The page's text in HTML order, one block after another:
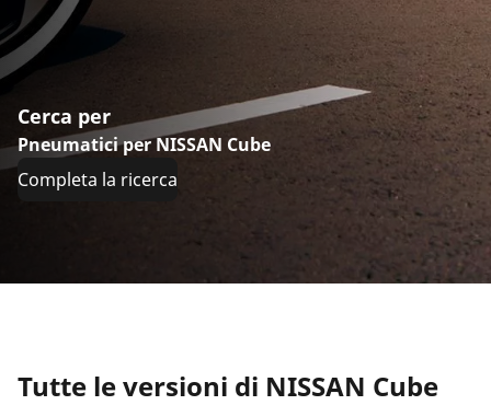
Cerca per
Pneumatici per NISSAN Cube
Completa la ricerca
Tutte le versioni di NISSAN Cube